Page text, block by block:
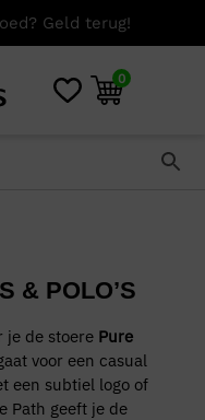
terug!
0
& POLO’S
je de stoere Pure
voor een casual
een subtiel logo of
Path geeft je de